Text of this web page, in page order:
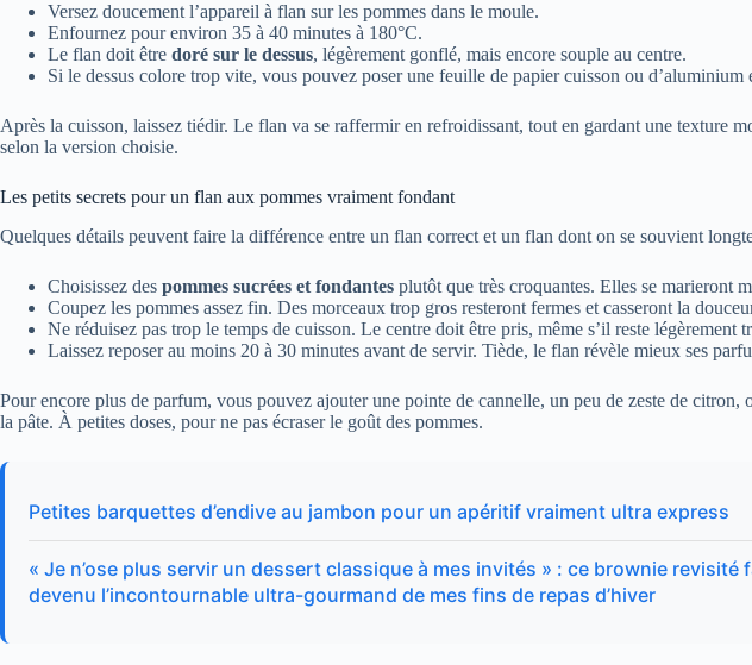
Versez doucement l’appareil à flan sur les pommes dans le moule.
Enfournez pour environ 35 à 40 minutes à 180°C.
Le flan doit être doré sur le dessus, légèrement gonflé, mais encore souple au centre.
Si le dessus colore trop vite, vous pouvez poser une feuille de papier cuisson ou d’aluminium
Après la cuisson, laissez tiédir. Le flan va se raffermir en refroidissant, tout en gardant une texture
selon la version choisie.
Les petits secrets pour un flan aux pommes vraiment fondant
Quelques détails peuvent faire la différence entre un flan correct et un flan dont on se souvient
Choisissez des pommes sucrées et fondantes plutôt que très croquantes. Elles se marieront
Coupez les pommes assez fin. Des morceaux trop gros resteront fermes et casseront la
Ne réduisez pas trop le temps de cuisson. Le centre doit être pris, même s’il reste légèrement
Laissez reposer au moins 20 à 30 minutes avant de servir. Tiède, le flan révèle mieux ses
Pour encore plus de parfum, vous pouvez ajouter une pointe de cannelle, un peu de zeste de citron,
la pâte. À petites doses, pour ne pas écraser le goût des pommes.
Petites barquettes d’endive au jambon pour un apéritif vraiment ultra express
« Je n’ose plus servir un dessert classique à mes invités » : ce brownie revisité
devenu l’incontournable ultra-gourmand de mes fins de repas d’hiver